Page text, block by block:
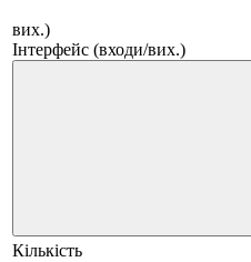
вих.)
Інтерфейс (входи/вих.)
Кількість